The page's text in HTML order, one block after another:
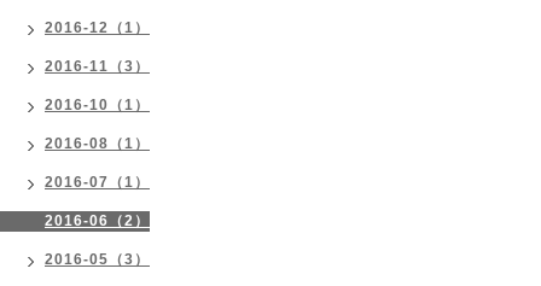
2016-12（1）
2016-11（3）
2016-10（1）
2016-08（1）
2016-07（1）
2016-06（2）
2016-05（3）